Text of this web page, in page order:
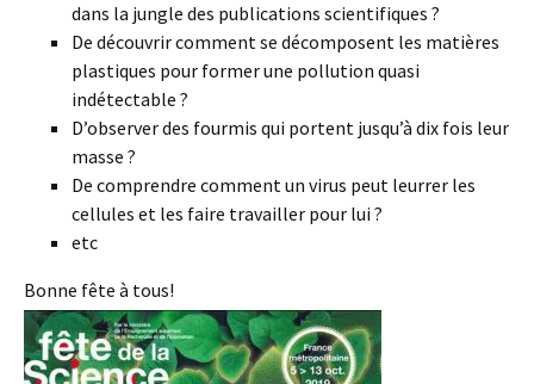
dans la jungle des publications scientifiques ?
De découvrir comment se décomposent les matières
plastiques pour former une pollution quasi
indétectable ?
D’observer des fourmis qui portent jusqu’à dix fois leur
masse ?
De comprendre comment un virus peut leurrer les
cellules et les faire travailler pour lui ?
etc
Bonne fête à tous!